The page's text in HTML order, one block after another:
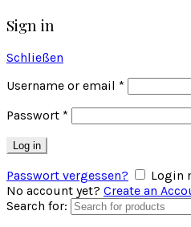
Sign in
Schließen
Username or email *
Passwort *
Log in
Passwort vergessen?
Login
No account yet? Create an
Search for: